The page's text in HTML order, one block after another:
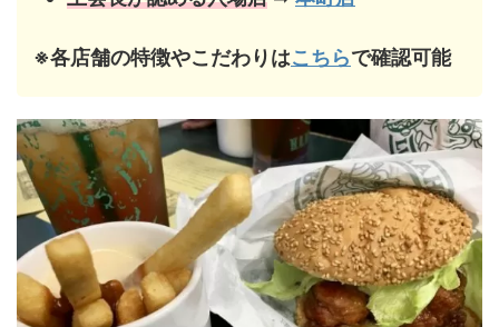
※各店舗の特徴やこだわりはこちらで確認可能